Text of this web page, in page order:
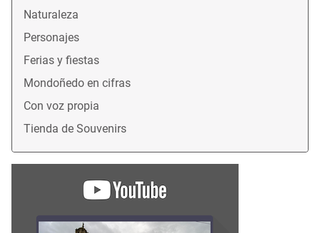
Naturaleza
Personajes
Ferias y fiestas
Mondoñedo en cifras
Con voz propia
Tienda de Souvenirs